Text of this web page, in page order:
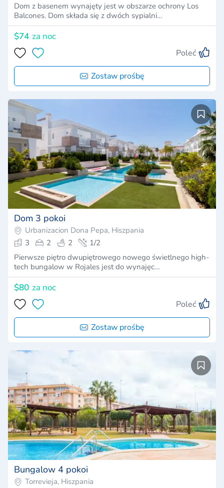
Dom z basenem wynajęty jest w obszarze ochrony Los
Balcones. Dom składa się z dwóch sypialni…
$74 za noc
Poleć
Zostaw prośbę
Dom 3 pokoi
Urbanizacion Dona Pepa, Hiszpania
3
2 2
1/2
Pierwsze piętro dwupiętrowego nowego świetlnego high-
tech bungalow w Rojales jest do wynajęc…
$80 za noc
Poleć
Zostaw prośbę
Bungalow 4 pokoi
Torrevieja, Hiszpania